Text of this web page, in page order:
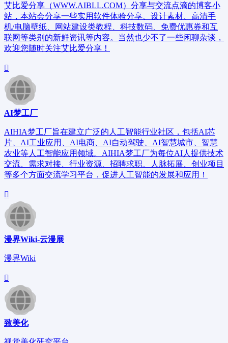
艾比爱分享（WWW.AIBLL.COM）分享与交流点滴的博客小
站，本站会分享一些实用软件体验分享、设计素材、高清手
机/电脑壁纸、网站建设类教程、科技数码、免费优惠券和互
联网等类别的新鲜资讯等内容。当然也少不了一些闲聊杂谈，
欢迎您随时关注艾比爱分享！
AI梦工厂
AIHIA梦工厂旨在建立广泛的人工智能行业社区，包括AI芯
片、AI工业应用、AI电商、AI自动驾驶、AI智慧城市、智慧
农业等人工智能应用领域。AIHIA梦工厂为每位AI人提供技术
交流、需求对接、行业资源、招聘求职、人脉拓展、创业项目
等多个方面交流学习平台，促进人工智能的发展和应用！
漫界Wiki-云漫展
漫界Wiki
致美化